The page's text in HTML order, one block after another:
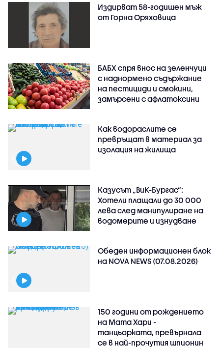
Издирват 58-годишен мъж
от Горна Оряховица
БАБХ спря внос на зеленчуци
с наднормено съдържание
на пестициди и смокини,
замърсени с афлатоксини
Как водораслите се
превръщат в материал за
изолация на жилища
Казусът „ВиК-Бургас“:
Хотели плащали до 30 000
лева след манипулиране на
водомерите и изнудване
Обеден информационен блок
на NOVA NEWS (07.08.2026)
150 години от рождението
на Мата Хари -
танцьорката, превърнала
се в най-прочутия шпионин